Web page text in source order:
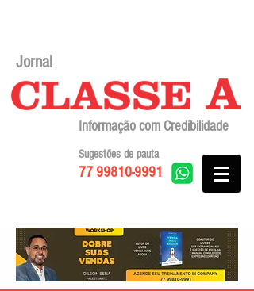
Jornal
Informação com Credibilidade
77 99810-9991
Sugestões de pauta